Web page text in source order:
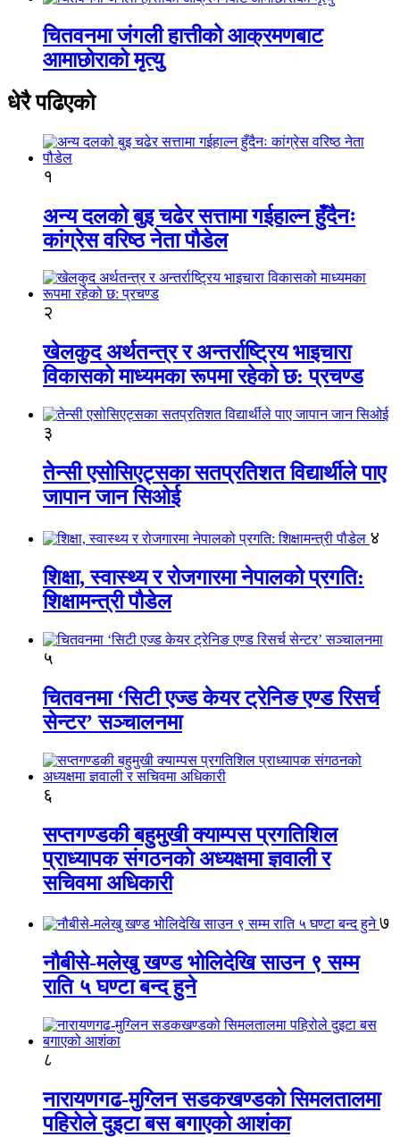
चितवनमा जंगली हात्तीको आक्रमणबाट
आमाछोराको मृत्यु
धेरै पढिएको
१
अन्य दलको बुइ चढेर सत्तामा गईहाल्न हुँदैनः
कांग्रेस वरिष्ठ नेता पौडेल
२
खेलकुद अर्थतन्त्र र अन्तर्राष्ट्रिय भाइचारा
विकासको माध्यमका रूपमा रहेको छ: प्रचण्ड
३
तेन्सी एसोसिएट्सका सतप्रतिशत विद्यार्थीले पाए
जापान जान सिओई
४
शिक्षा, स्वास्थ्य र रोजगारमा नेपालको प्रगति:
शिक्षामन्त्री पौडेल
५
चितवनमा ‘सिटी एज्ड केयर ट्रेनिङ एण्ड रिसर्च
सेन्टर’ सञ्चालनमा
६
सप्तगण्डकी बहुमुखी क्याम्पस प्रगतिशिल
प्राध्यापक संगठनको अध्यक्षमा ज्ञवाली र
सचिवमा अधिकारी
७
नौबीसे-मलेखु खण्ड भोलिदेखि साउन ९ सम्म
राति ५ घण्टा बन्द हुने
८
नारायणगढ-मुग्लिन सडकखण्डको सिमलतालमा
पहिरोले दुइटा बस बगाएको आशंका